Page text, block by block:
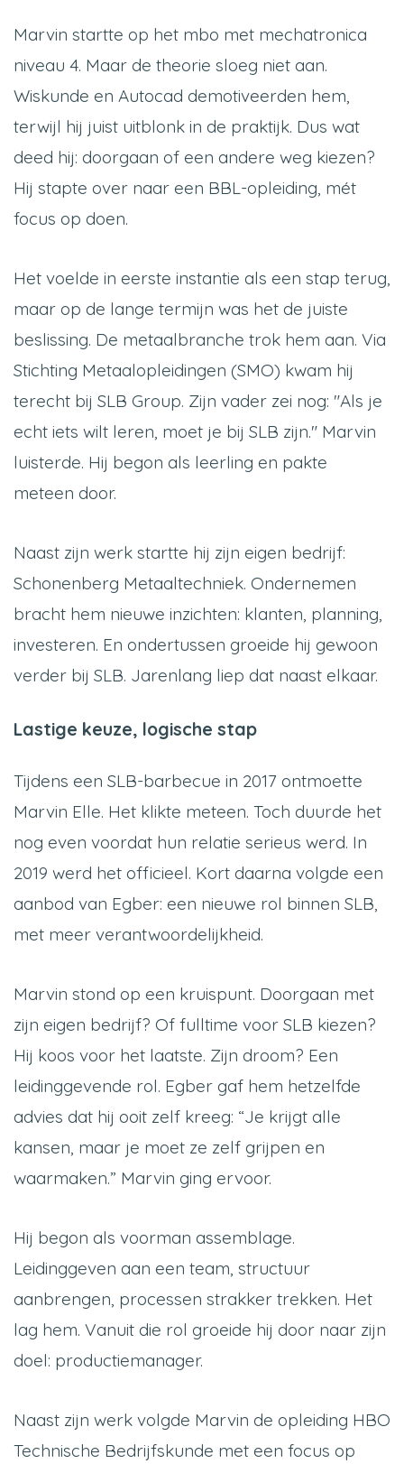
Marvin startte op het mbo met mechatronica
niveau 4. Maar de theorie sloeg niet aan.
Wiskunde en Autocad demotiveerden hem,
terwijl hij juist uitblonk in de praktijk. Dus wat
deed hij: doorgaan of een andere weg kiezen?
Hij stapte over naar een BBL-opleiding, mét
focus op doen.
Het voelde in eerste instantie als een stap terug,
maar op de lange termijn was het de juiste
beslissing. De metaalbranche trok hem aan. Via
Stichting Metaalopleidingen (SMO) kwam hij
terecht bij SLB Group. Zijn vader zei nog: "Als je
echt iets wilt leren, moet je bij SLB zijn." Marvin
luisterde. Hij begon als leerling en pakte
meteen door.
Naast zijn werk startte hij zijn eigen bedrijf:
Schonenberg Metaaltechniek. Ondernemen
bracht hem nieuwe inzichten: klanten, planning,
investeren. En ondertussen groeide hij gewoon
verder bij SLB. Jarenlang liep dat naast elkaar.
Lastige keuze, logische stap
Tijdens een SLB-barbecue in 2017 ontmoette
Marvin Elle. Het klikte meteen. Toch duurde het
nog even voordat hun relatie serieus werd. In
2019 werd het officieel. Kort daarna volgde een
aanbod van Egber: een nieuwe rol binnen SLB,
met meer verantwoordelijkheid.
Marvin stond op een kruispunt. Doorgaan met
zijn eigen bedrijf? Of fulltime voor SLB kiezen?
Hij koos voor het laatste. Zijn droom? Een
leidinggevende rol. Egber gaf hem hetzelfde
advies dat hij ooit zelf kreeg: “Je krijgt alle
kansen, maar je moet ze zelf grijpen en
waarmaken.” Marvin ging ervoor.
Hij begon als voorman assemblage.
Leidinggeven aan een team, structuur
aanbrengen, processen strakker trekken. Het
lag hem. Vanuit die rol groeide hij door naar zijn
doel: productiemanager.
Naast zijn werk volgde Marvin de opleiding HBO
Technische Bedrijfskunde met een focus op